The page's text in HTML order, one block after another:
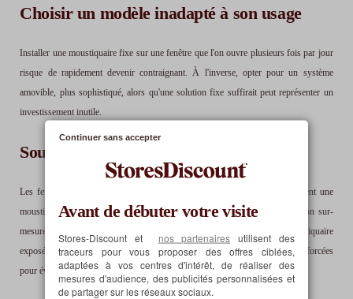
Choisir un modèle inadapté à son usage
Installer une moustiquaire fixe sur une fenêtre que l'on ouvre plusieurs fois par jour
risque de rapidement devenir contraignant. À l'inverse, opter pour un système
amovible, plus sophistiqué, alors qu'une solution fixe suffirait peut représenter un
investissement inutile.
Sous-estimer l'exposition au vent
Les fenêtres très exposées aux courants d'air ou situées en étage nécessitent une
moustiquaire correctement ajustée. Dans ce cas précis aussi, une fabrication sur-
mesure améliore considérablement la tenue de l'ensemble. Une moustiquaire
exposée à des vents fréquents doit être solidement fixée avec des attaches renforcées
pour éviter qu'elle ne se décolle ou se plie.
Avant de débuter votre visite
Stores-Discount et nos partenaires utilisent des
traceurs pour vous proposer des offres ciblées,
adaptées à vos centres d'intérêt, de réaliser des
mesures d'audience, des publicités personnalisées et
de partager sur les réseaux sociaux.
Continuer sans accepter